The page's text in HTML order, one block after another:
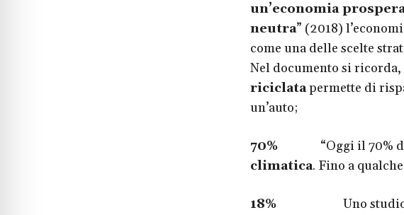
un’economia
neutra” (2018)
come una delle scelte
Nel documento si
riciclatapermette di
un’auto;
70%“Oggi il 70%
climatica. Fino a
18% Uno studio